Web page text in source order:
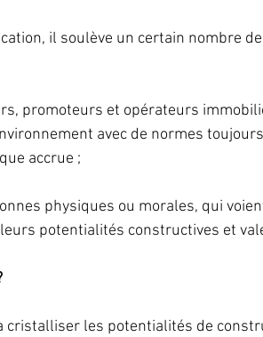
il soulève un certain nombre de
promoteurs et opérateurs
avec de normes
accrue ;
physiques ou morales, qui
potentialités constructives et
cristalliser les potentialités de